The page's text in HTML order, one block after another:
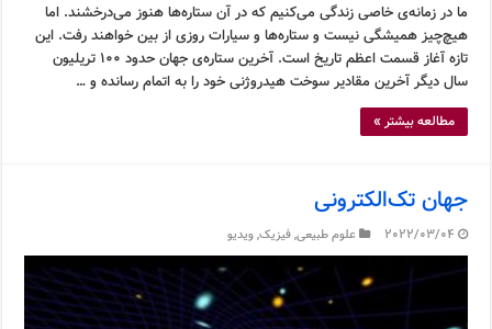
ما در زمانه‌ی خاصی زندگی می‌کنیم که در آن ستاره‌ها هنوز می‌درخشند. اما
هیچ‌چیز همیشگی نیست و ستاره‌ها و سیارات روزی از بین خواهند رفت. این
تازه آغاز قسمت اعظم تاریخ است. آخرین ستاره‌ی جهان حدود ۱۰۰ تریلیون
سال دیگر آخرین مقادیر سوخت هیدروژنی خود را به اتمام رسانده و …
مطالعه بیشتر »
جهان تک‌الکترونی
2022/03/04 علوم طبیعی,فیزیک,ویدیو